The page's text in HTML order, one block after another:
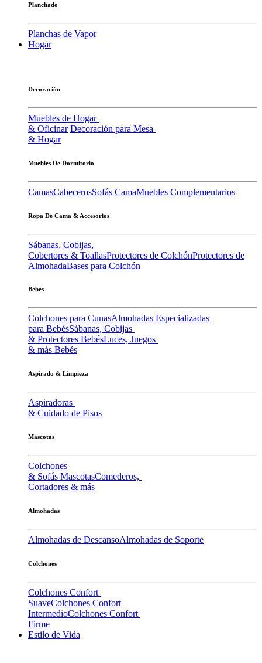
Planchado
Planchas de Vapor
Hogar
Decoración
Muebles de Hogar
& Oficinar Decoración para Mesa
& Hogar
Muebles De Dormitorio
CamasCabecerosSofás CamaMuebles Complementarios
Ropa De Cama & Accesorios
Sábanas, Cobijas,
Cobertores & ToallasProtectores de ColchónProtectores de
AlmohadaBases para Colchón
Bebés
Colchones para CunasAlmohadas Especializadas
para BebésSábanas, Cobijas
& Protectores BebésLuces, Juegos
& más Bebés
Aspirado & Limpieza
Aspiradoras
& Cuidado de Pisos
Mascotas
Colchones
& Sofás MascotasComederos,
Cortadores & más
Almohadas
Almohadas de DescansoAlmohadas de Soporte
Colchones
Colchones Confort
SuaveColchones Confort
IntermedioColchones Confort
Firme
Estilo de Vida